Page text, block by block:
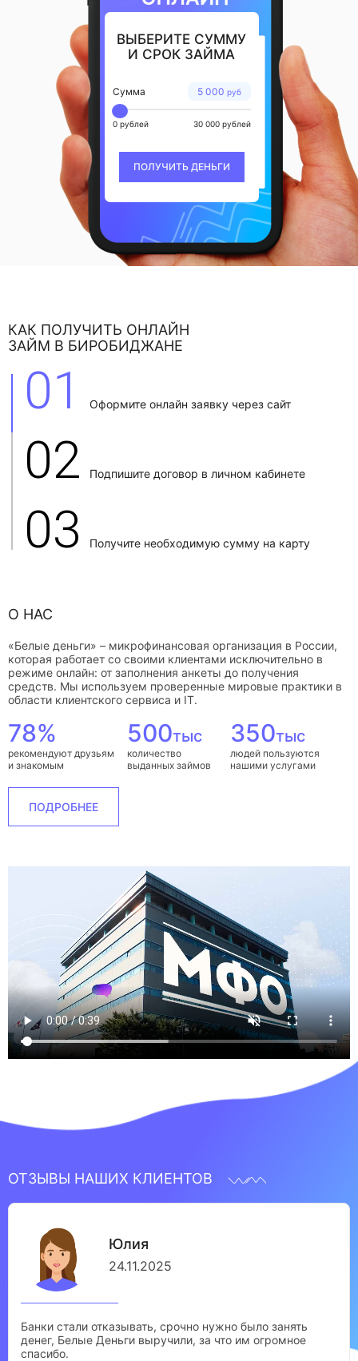
ВЫБЕРИТЕ СУММУ
И СРОК ЗАЙМА
5 000 руб
Сумма
0 рублей 30 000 рублей
ПОЛУЧИТЬ ДЕНЬГИ
КАК ПОЛУЧИТЬ ОНЛАЙН
ЗАЙМ В БИРОБИДЖАНЕ
01 Оформите онлайн заявку через сайт
02 Подпишите договор в личном кабинете
03 Получите необходимую сумму на карту
О НАС
«Белые деньги» – микрофинансовая организация в России,
которая работает со своими клиентами исключительно в
режиме онлайн: от заполнения анкеты до получения
средств. Мы используем проверенные мировые практики в
области клиентского сервиса и IT.
78%
рекомендуют друзьям
и знакомым
500тыс
количество
выданных займов
350тыс
людей пользуются
нашими услугами
ПОДРОБНЕЕ
ОТЗЫВЫ НАШИХ КЛИЕНТОВ
Юлия
24.11.2025
Банки стали отказывать, срочно нужно было занять
денег, Белые Деньги выручили, за что им огромное
спасибо.